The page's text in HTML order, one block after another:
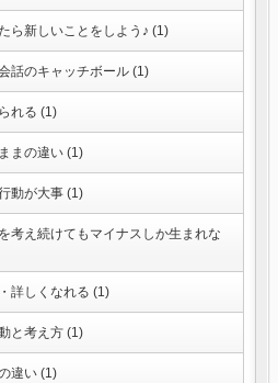
ら新しいことをしよう♪ (1)
話のキャッチボール (1)
れる (1)
まの違い (1)
動が大事 (1)
考え続けてもマイナスしか生まれな
詳しくなれる (1)
と考え方 (1)
違い (1)